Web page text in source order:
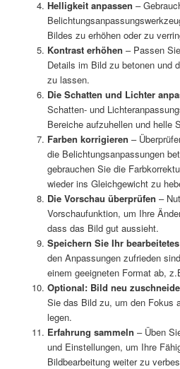
Helligkeit anpassen –
Bildes zu erhöhen oder zu
Kontrast erhöhen – Passen
Details im Bild zu betonen und
zu lassen.
Die Schatten und Lichter
Schatten- und
Bereiche aufzuhellen und helle
Farben korrigieren –
die Belichtungsanpassungen
gebrauchen Sie die
wieder ins Gleichgewicht zu
Die Vorschau überprüfen –
Vorschaufunktion, um Ihre
dass das Bild gut aussieht.
Speichern Sie Ihr
den Anpassungen zufrieden
einem geeigneten Format ab,
Optional: Bild neu
Sie das Bild zu, um den Fokus
legen.
Erfahrung sammeln – Üben
und Einstellungen, um Ihre
Bildbearbeitung weiter zu